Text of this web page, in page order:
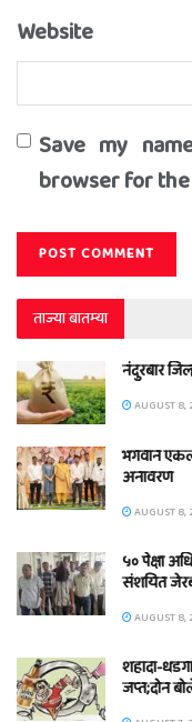
Website
Save my
browser for
ताज्या बातम्या
नंदुरबार
AUGUST
भगवान
अनावरण
AUGUST
५० पेक्षा
संशयित
AUGUST
शहादा-
जप्त;दोन